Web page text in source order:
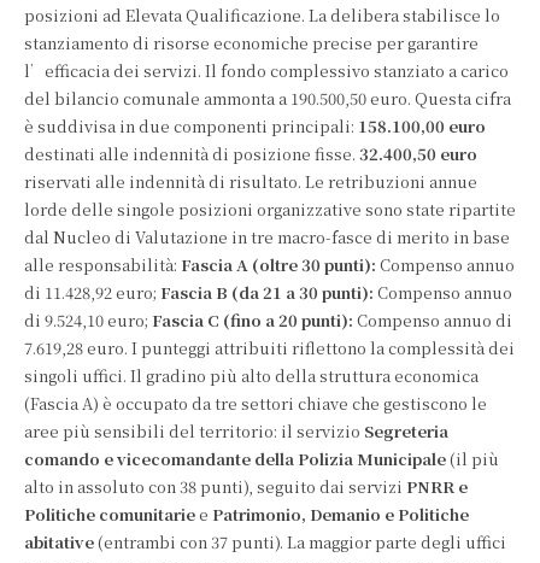
posizioni ad Elevata Qualificazione. La delibera stabilisce lo
stanziamento di risorse economiche precise per garantire
l’efficacia dei servizi. Il fondo complessivo stanziato a carico
del bilancio comunale ammonta a 190.500,50 euro. Questa cifra
è suddivisa in due componenti principali: 158.100,00 euro
destinati alle indennità di posizione fisse. 32.400,50 euro
riservati alle indennità di risultato. Le retribuzioni annue
lorde delle singole posizioni organizzative sono state ripartite
dal Nucleo di Valutazione in tre macro-fasce di merito in base
alle responsabilità: Fascia A (oltre 30 punti): Compenso annuo
di 11.428,92 euro; Fascia B (da 21 a 30 punti): Compenso annuo
di 9.524,10 euro; Fascia C (fino a 20 punti): Compenso annuo di
7.619,28 euro. I punteggi attribuiti riflettono la complessità dei
singoli uffici. Il gradino più alto della struttura economica
(Fascia A) è occupato da tre settori chiave che gestiscono le
aree più sensibili del territorio: il servizio Segreteria
comando e vicecomandante della Polizia Municipale (il più
alto in assoluto con 38 punti), seguito dai servizi PNRR e
Politiche comunitariee Patrimonio, Demanio e Politiche
abitative (entrambi con 37 punti). La maggior parte degli uffici